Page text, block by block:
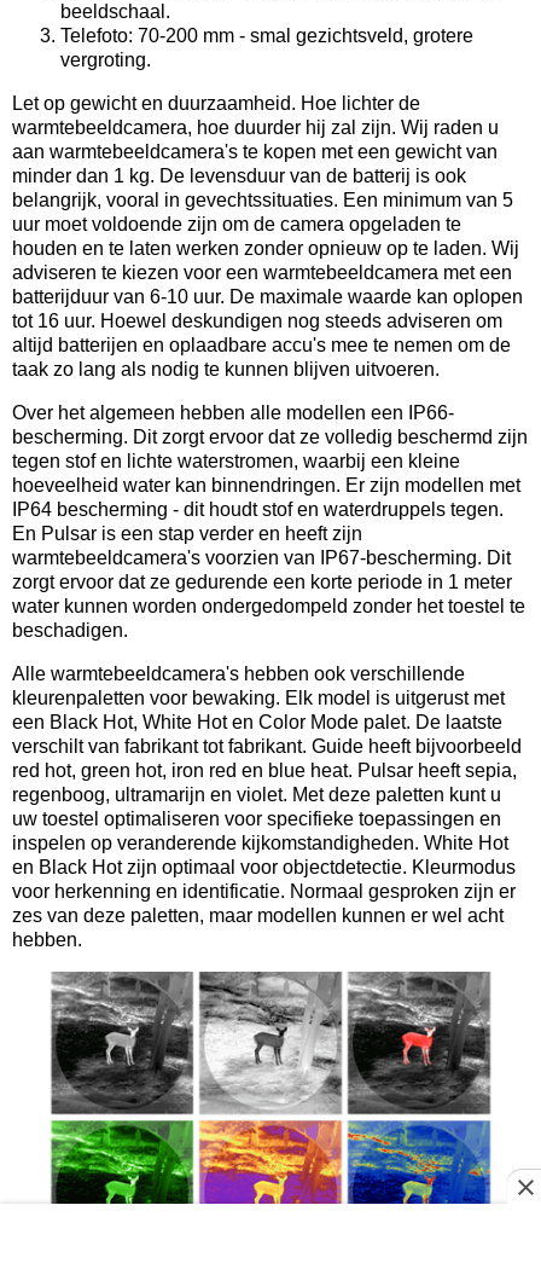
beeldschaal.
Telefoto: 70-200 mm - smal gezichtsveld, grotere
vergroting.
Let op gewicht en duurzaamheid. Hoe lichter de
warmtebeeldcamera, hoe duurder hij zal zijn. Wij raden u
aan warmtebeeldcamera's te kopen met een gewicht van
minder dan 1 kg. De levensduur van de batterij is ook
belangrijk, vooral in gevechtssituaties. Een minimum van 5
uur moet voldoende zijn om de camera opgeladen te
houden en te laten werken zonder opnieuw op te laden. Wij
adviseren te kiezen voor een warmtebeeldcamera met een
batterijduur van 6-10 uur. De maximale waarde kan oplopen
tot 16 uur. Hoewel deskundigen nog steeds adviseren om
altijd batterijen en oplaadbare accu's mee te nemen om de
taak zo lang als nodig te kunnen blijven uitvoeren.
Over het algemeen hebben alle modellen een IP66-
bescherming. Dit zorgt ervoor dat ze volledig beschermd zijn
tegen stof en lichte waterstromen, waarbij een kleine
hoeveelheid water kan binnendringen. Er zijn modellen met
IP64 bescherming - dit houdt stof en waterdruppels tegen.
En Pulsar is een stap verder en heeft zijn
warmtebeeldcamera's voorzien van IP67-bescherming. Dit
zorgt ervoor dat ze gedurende een korte periode in 1 meter
water kunnen worden ondergedompeld zonder het toestel te
beschadigen.
Alle warmtebeeldcamera's hebben ook verschillende
kleurenpaletten voor bewaking. Elk model is uitgerust met
een Black Hot, White Hot en Color Mode palet. De laatste
verschilt van fabrikant tot fabrikant. Guide heeft bijvoorbeeld
red hot, green hot, iron red en blue heat. Pulsar heeft sepia,
regenboog, ultramarijn en violet. Met deze paletten kunt u
uw toestel optimaliseren voor specifieke toepassingen en
inspelen op veranderende kijkomstandigheden. White Hot
en Black Hot zijn optimaal voor objectdetectie. Kleurmodus
voor herkenning en identificatie. Normaal gesproken zijn er
zes van deze paletten, maar modellen kunnen er wel acht
hebben.